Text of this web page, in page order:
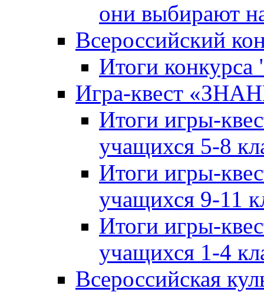
они выбирают
Всероссийский
Итоги
Игра-квест
Итоги игры-
учащихся 5-8
Итоги игры-
учащихся 9-11
Итоги игры-
учащихся 1-4
Всероссийская